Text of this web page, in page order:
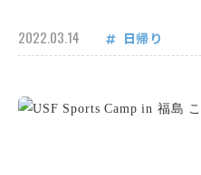
2022.03.14 日帰り